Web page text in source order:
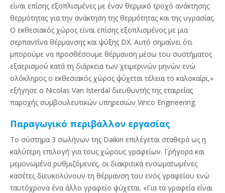
είναι επίσης εξοπλισμένες με έναν θερμικό τροχό ανάκτησης
θερμότητας για την ανάκτηση της θερμότητας και της υγρασίας.
Ο εκθεσιακός χώρος είναι επίσης εξοπλισμένος με μια
σερπαντίνα θέρμανσης και ψύξης DX. Αυτό σημαίνει ότι
μπορούμε να προσθέσουμε θέρμανση μέσω του συστήματος
εξαερισμού κατά τη διάρκεια των χειμερινών μηνών ενώ
ολόκληρος ο εκθεσιακός χώρος ψύχεται τέλεια το καλοκαίρι,»
εξήγησε ο Nicolas Van Isterdal διευθυντής της εταιρείας
παροχής συμβουλευτικών υπηρεσιών Vinco Engineering.
Παραγωγικό περιβάλλον εργασίας
Το σύστημα 3 σωλήνων της Daikin επιλέγεται σταθερά ως η
καλύτερη επιλογή για τους χώρους γραφείων. Γρήγορα και
μεμονωμένα ρυθμιζόμενες, οι διακριτικά ενσωματωμένες
κασέτες διευκολύνουν τη θέρμανση του ενός γραφείου ενώ
ταυτόχρονα ένα άλλο γραφείο ψύχεται. «Για τα γραφεία είναι